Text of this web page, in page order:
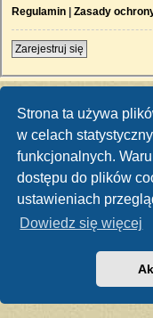
Strona ta używa
w celach
funkcjonalnych.
dostępu do plików
ustawieniach
Dowiedz się więcej
Regulamin | Zasady
Zarejestruj się
Technologię
Polski
Zasady